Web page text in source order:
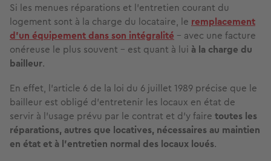
Si les menues réparations et l’entretien courant du
logement sont à la charge du locataire, le remplacement
d’un équipement dans son intégralité – avec une facture
onéreuse le plus souvent – est quant à lui à la charge du
bailleur.
En effet, l’article 6 de la loi du 6 juillet 1989 précise que le
bailleur est obligé d'entretenir les locaux en état de
servir à l'usage prévu par le contrat et d'y faire toutes les
réparations, autres que locatives, nécessaires au maintien
en état et à l'entretien normal des locaux loués.